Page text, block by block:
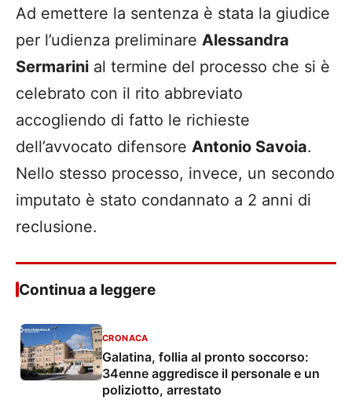
Ad emettere la sentenza è stata la giudice
per l’udienza preliminare Alessandra
Sermarini al termine del processo che si è
celebrato con il rito abbreviato
accogliendo di fatto le richieste
dell’avvocato difensore Antonio Savoia.
Nello stesso processo, invece, un secondo
imputato è stato condannato a 2 anni di
reclusione.
Continua a leggere
CRONACA
Galatina, follia al pronto soccorso:
34enne aggredisce il personale e un
poliziotto, arrestato